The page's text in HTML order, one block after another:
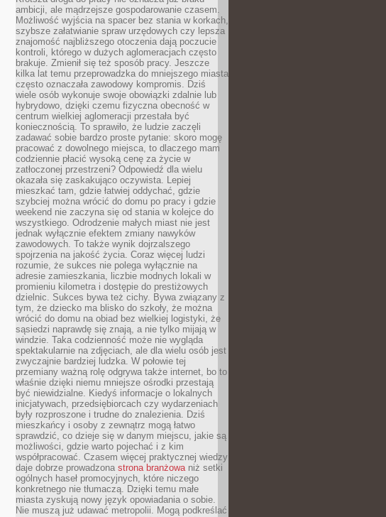
ambicji, ale mądrzejsze gospodarowanie czasem.
Możliwość wyjścia na spacer bez stania w korkach,
szybsze załatwianie spraw urzędowych czy lepsza
znajomość najbliższego otoczenia dają poczucie
kontroli, którego w dużych aglomeracjach często
brakuje. Zmienił się też sposób pracy. Jeszcze
kilka lat temu przeprowadzka do mniejszego miasta
często oznaczała zawodowy kompromis. Dziś
wiele osób wykonuje swoje obowiązki zdalnie lub
hybrydowo, dzięki czemu fizyczna obecność w
centrum wielkiej aglomeracji przestała być
koniecznością. To sprawiło, że ludzie zaczęli
zadawać sobie bardzo proste pytanie: skoro mogę
pracować z dowolnego miejsca, to dlaczego mam
codziennie płacić wysoką cenę za życie w
zatłoczonej przestrzeni? Odpowiedź dla wielu
okazała się zaskakująco oczywista. Lepiej
mieszkać tam, gdzie łatwiej oddychać, gdzie
szybciej można wrócić do domu po pracy i gdzie
weekend nie zaczyna się od stania w kolejce do
wszystkiego. Odrodzenie małych miast nie jest
jednak wyłącznie efektem zmiany nawyków
zawodowych. To także wynik dojrzalszego
spojrzenia na jakość życia. Coraz więcej ludzi
rozumie, że sukces nie polega wyłącznie na
adresie zamieszkania, liczbie modnych lokali w
promieniu kilometra i dostępie do prestiżowych
dzielnic. Sukces bywa też cichy. Bywa związany z
tym, że dziecko ma blisko do szkoły, że można
wrócić do domu na obiad bez wielkiej logistyki, że
sąsiedzi naprawdę się znają, a nie tylko mijają w
windzie. Taka codzienność może nie wygląda
spektakularnie na zdjęciach, ale dla wielu osób jest
zwyczajnie bardziej ludzka. W połowie tej
przemiany ważną rolę odgrywa także internet, bo to
właśnie dzięki niemu mniejsze ośrodki przestają
być niewidzialne. Kiedyś informacje o lokalnych
inicjatywach, przedsiębiorcach czy wydarzeniach
były rozproszone i trudne do znalezienia. Dziś
mieszkańcy i osoby z zewnątrz mogą łatwo
sprawdzić, co dzieje się w danym miejscu, jakie są
możliwości, gdzie warto pojechać i z kim
współpracować. Czasem więcej praktycznej wiedzy
daje dobrze prowadzona strona branżowaniż setki
ogólnych haseł promocyjnych, które niczego
konkretnego nie tłumaczą. Dzięki temu małe
miasta zyskują nowy język opowiadania o sobie.
Nie muszą już udawać metropolii. Mogą podkreślać